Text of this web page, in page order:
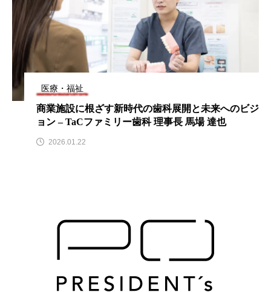
医療・福祉
商業施設に根ざす新時代の歯科展開と未来へのビジ
ョン – TaCファミリー歯科 理事長 馬場 達也
2026.01.22